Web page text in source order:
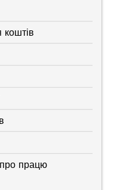
коштів
працю